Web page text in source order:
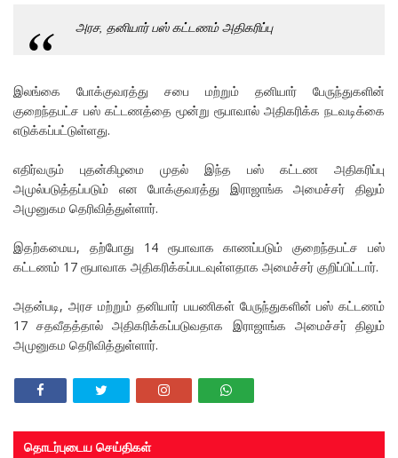
அரச, தனியார் பஸ் கட்டணம் அதிகரிப்பு
இலங்கை போக்குவரத்து சபை மற்றும் தனியார் பேருந்துகளின்
குறைந்தபட்ச பஸ் கட்டணத்தை மூன்று ரூபாவால் அதிகரிக்க நடவடிக்கை
எடுக்கப்பட்டுள்ளது.
எதிர்வரும் புதன்கிழமை முதல் இந்த பஸ் கட்டண அதிகரிப்பு
அமுல்படுத்தப்படும் என போக்குவரத்து இராஜாங்க அமைச்சர் திலும்
அமுனுகம தெரிவித்துள்ளார்.
இதற்கமைய, தற்போது 14 ரூபாவாக காணப்படும் குறைந்தபட்ச பஸ்
கட்டணம் 17 ரூபாவாக அதிகரிக்கப்படவுள்ளதாக அமைச்சர் குறிப்பிட்டார்.
அதன்படி, அரச மற்றும் தனியார் பயணிகள் பேருந்துகளின் பஸ் கட்டணம்
17 சதவீதத்தால் அதிகரிக்கப்படுவதாக இராஜாங்க அமைச்சர் திலும்
அமுனுகம தெரிவித்துள்ளார்.
தொடர்புடைய செய்திகள்